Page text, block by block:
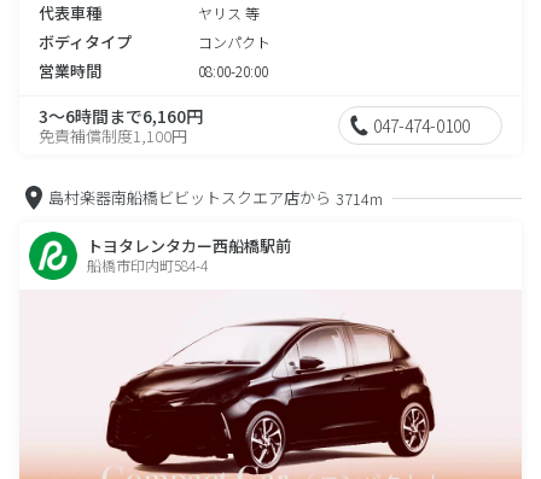
代表車種 ヤリス 等
ボディタイプ コンパクト
営業時間 08:00-20:00
3～6時間まで6,160円
免責補償制度1,100円 047-474-0100
島村楽器南船橋ビビットスクエア店から 3714m
トヨタレンタカー西船橋駅前
船橋市印内町584-4